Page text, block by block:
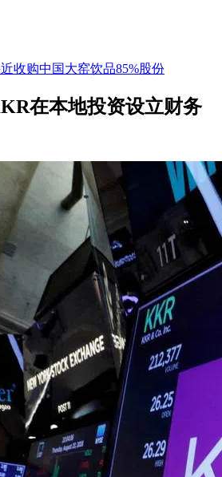
收购中国大窑饮品85%股份
在本地投资设立财务